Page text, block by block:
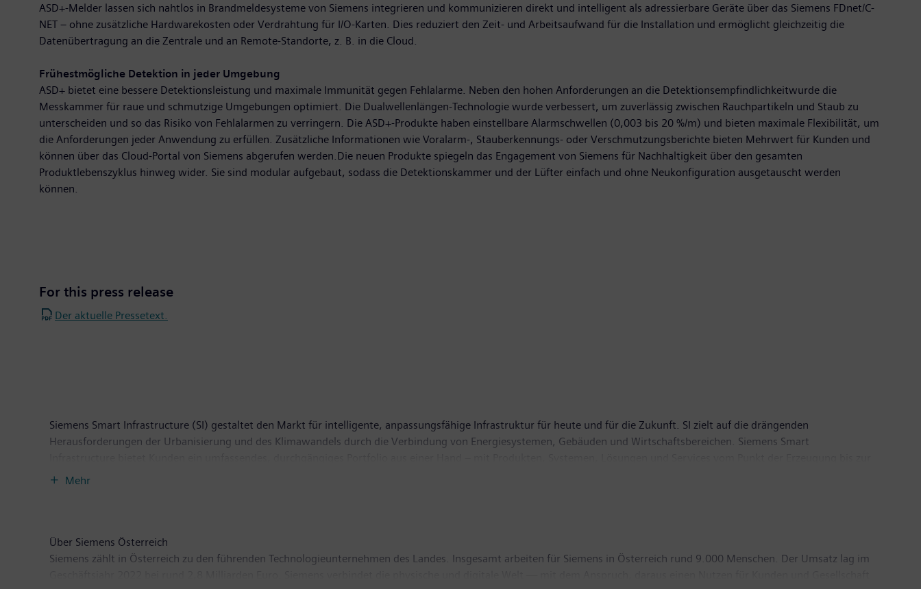
ASD+-Melder lassen sich nahtlos in Brandmeldesysteme von Siemens integrieren und kommunizieren direkt und intelligent als adressierbare Geräte über das Siemens FDnet/C-
NET – ohne zusätzliche Hardwarekosten oder Verdrahtung für I/O-Karten. Dies reduziert den Zeit- und Arbeitsaufwand für die Installation und ermöglicht gleichzeitig die
Datenübertragung an die Zentrale und an Remote-Standorte, z. B. in die Cloud.
Frühestmögliche Detektion in jeder Umgebung
ASD+ bietet eine bessere Detektionsleistung und maximale Immunität gegen Fehlalarme. Neben den hohen Anforderungen an die Detektionsempfindlichkeitwurde die
Messkammer für raue und schmutzige Umgebungen optimiert. Die Dualwellenlängen-Technologie wurde verbessert, um zuverlässig zwischen Rauchpartikeln und Staub zu
unterscheiden und so das Risiko von Fehlalarmen zu verringern. Die ASD+-Produkte haben einstellbare Alarmschwellen (0,003 bis 20 %/m) und bieten maximale Flexibilität, um
die Anforderungen jeder Anwendung zu erfüllen. Zusätzliche Informationen wie Voralarm-, Stauberkennungs- oder Verschmutzungsberichte bieten Mehrwert für Kunden und
können über das Cloud-Portal von Siemens abgerufen werden.Die neuen Produkte spiegeln das Engagement von Siemens für Nachhaltigkeit über den gesamten
Produktlebenszyklus hinweg wider. Sie sind modular aufgebaut, sodass die Detektionskammer und der Lüfter einfach und ohne Neukonfiguration ausgetauscht werden
können.
For this press release
Der aktuelle Pressetext.
Siemens Smart Infrastructure (SI) gestaltet den Markt für intelligente, anpassungsfähige Infrastruktur für heute und für die Zukunft. SI zielt auf die drängenden
Herausforderungen der Urbanisierung und des Klimawandels durch die Verbindung von Energiesystemen, Gebäuden und Wirtschaftsbereichen. Siemens Smart
Nutzung der Energie. Mit einem zunehmend digitalisierten Ökosystem hilft SI seinen Kunden im Wettbewerb erfolgreich zu sein und der Gesellschaft, sich
Mehr
Über Siemens Österreich
Siemens zählt in Österreich zu den führenden Technologieunternehmen des Landes. Insgesamt arbeiten für Siemens in Österreich rund 9.000 Menschen. Der Umsatz lag im